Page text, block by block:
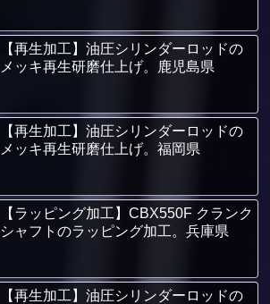
【再生加工】油圧シリンダーロッドの
メッキ再生研磨仕上げ。鹿児島県
【再生加工】油圧シリンダーロッドの
メッキ再生研磨仕上げ。福岡県
【ラッピング加工】CBX550F クランク
シャフトのラッピング加工。兵庫県
【再生加工】油圧シリンダーロッドの